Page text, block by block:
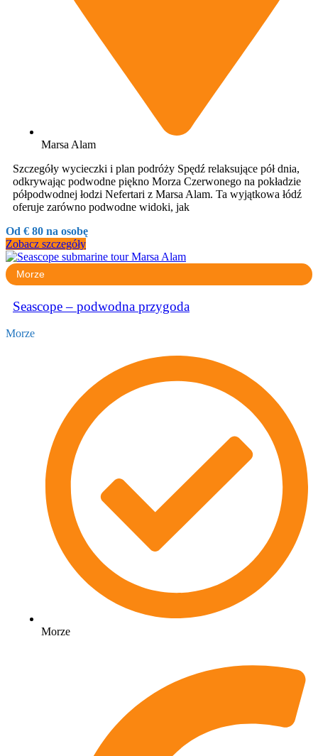
Marsa Alam
Szczegóły wycieczki i plan podróży Spędź relaksujące pół dnia,
odkrywając podwodne piękno Morza Czerwonego na pokładzie
półpodwodnej łodzi Nefertari z Marsa Alam. Ta wyjątkowa łódź
oferuje zarówno podwodne widoki, jak
Od € 80 na osobę
Zobacz szczegóły
Morze
Seascope – podwodna przygoda
Morze
Morze